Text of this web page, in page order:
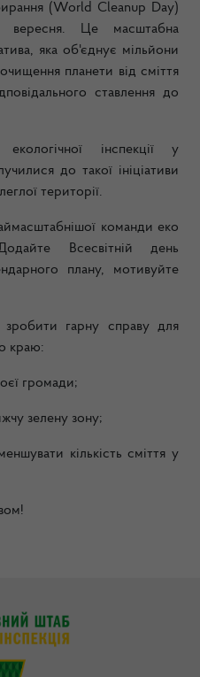
(World Cleanup Day)
вересня. Це масштабна
яка об'єднує мільйони
планети від сміття
ставлення до
інспекції у
до такої ініціативи
території.
команди еко
Всесвітній день
плану, мотивуйте
зробити гарну справу для
краю:
громади;
зелену зону;
кількість сміття у